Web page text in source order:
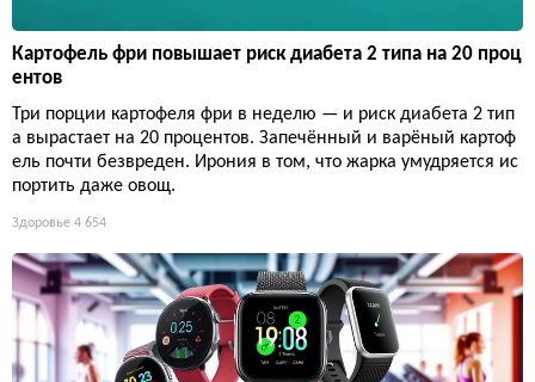
Картофель фри повышает риск диабета 2 типа на 20 проц
ентов
Три порции картофеля фри в неделю — и риск диабета 2 тип
а вырастает на 20 процентов. Запечённый и варёный картоф
ель почти безвреден. Ирония в том, что жарка умудряется ис
портить даже овощ.
Здоровье 4 654